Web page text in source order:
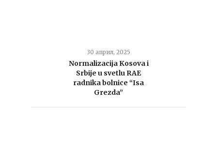
30 април, 2025
Normalizacija Kosova i
Srbije u svetlu RAE
radnika bolnice “Isa
Grezda”